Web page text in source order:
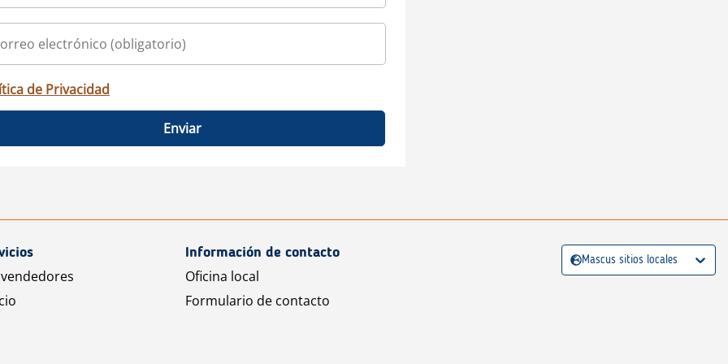
de Privacidad
Enviar
Información de contacto
Oficina local
Formulario de contacto
Mascus sitios locales